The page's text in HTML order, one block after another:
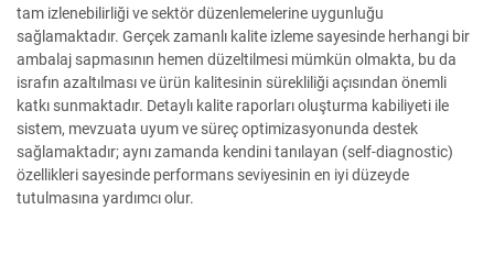
tam izlenebilirliği ve sektör düzenlemelerine uygunluğu
sağlamaktadır. Gerçek zamanlı kalite izleme sayesinde herhangi bir
ambalaj sapmasının hemen düzeltilmesi mümkün olmakta, bu da
israfın azaltılması ve ürün kalitesinin sürekliliği açısından önemli
katkı sunmaktadır. Detaylı kalite raporları oluşturma kabiliyeti ile
sistem, mevzuata uyum ve süreç optimizasyonunda destek
sağlamaktadır; aynı zamanda kendini tanılayan (self-diagnostic)
özellikleri sayesinde performans seviyesinin en iyi düzeyde
tutulmasına yardımcı olur.